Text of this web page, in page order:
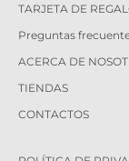
TARJETA DE
Preguntas
ACERCA DE
TIENDAS
CONTACTOS